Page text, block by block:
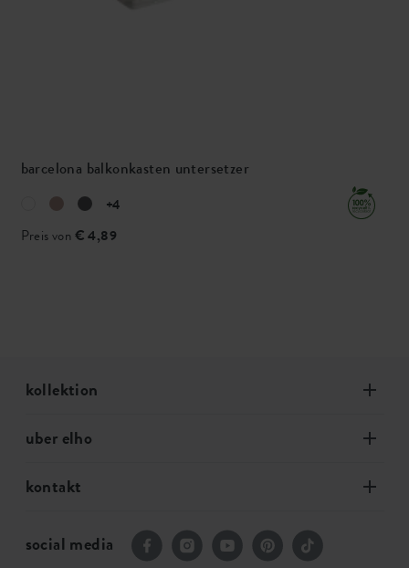
barcelona balkonkasten untersetzer
+4
Preis von € 4,89
kollektion
uber elho
kontakt
social media